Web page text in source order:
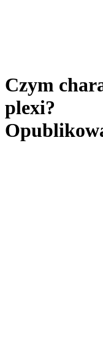
Czym
plexi?